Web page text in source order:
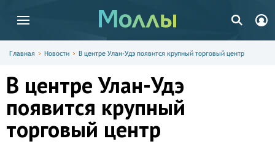
Главная Новости В центре Улан-Удэ появится крупный торговый центр
В центре Улан-Удэ
появится крупный
торговый центр